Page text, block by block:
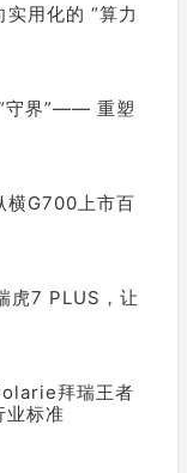
用化的 “算力
守界”—— 重塑
横G700上市百
虎7 PLUS，让
拜瑞王者
业标准